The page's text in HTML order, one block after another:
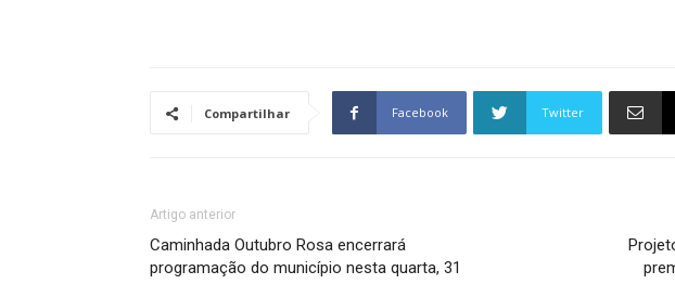
Compartilhar Facebook Twitter
Artigo anterior
Caminhada Outubro Rosa encerrará
programação do município nesta quarta, 31